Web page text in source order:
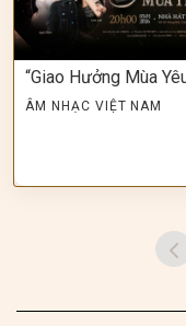
“Giao Hưởng Mùa
ÂM NHẠC VIỆT NAM